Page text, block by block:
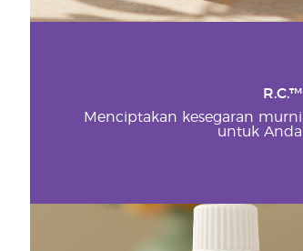
R.C.™
Menciptakan kesegaran murni
untuk Anda